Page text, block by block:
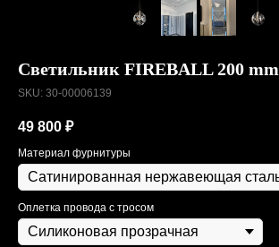
Светильник FIREBALL 200 mm
SKU: 30-00006139
49 800 ₽
Материал фурнитуры
Оплетка провода с тросом